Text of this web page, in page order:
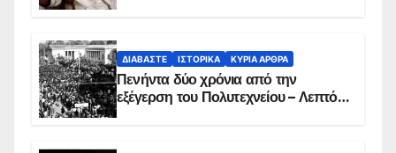
ΔΙΑΒΆΣΤΕ ΙΣΤΟΡΙΚΆ ΚΥΡΙΑ ΑΡΘΡΑ
Πενήντα δύο χρόνια από την
εξέγερση του Πολυτεχνείου – Λεπτό